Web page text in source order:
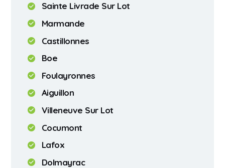
Sainte Livrade Sur Lot
Marmande
Castillonnes
Boe
Foulayronnes
Aiguillon
Villeneuve Sur Lot
Cocumont
Lafox
Dolmayrac